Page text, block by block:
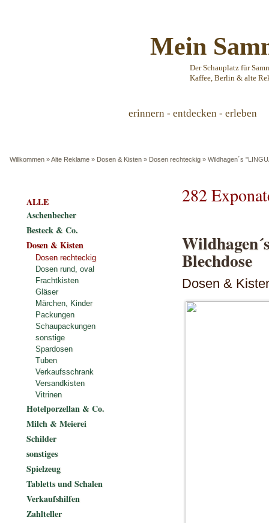
Mein
Der Schauplatz für
Kaffee, Berlin & alte
erinnern - entdecken - erleben
Willkommen »Alte Reklame » Dosen & Kisten » Dosen rechteckig » Wildhagen´s
282
Blechdose
Dosen &
ALLE
Aschenbecher
Besteck & Co.
Dosen & Kisten
Dosen rechteckig
Dosen rund, oval
Frachtkisten
Gläser
Märchen, Kinder
Packungen
Schaupackungen
sonstige
Spardosen
Tuben
Verkaufsschrank
Versandkisten
Vitrinen
Hotelporzellan & Co.
Milch & Meierei
Schilder
sonstiges
Spielzeug
Tabletts und Schalen
Verkaufshilfen
Zahlteller